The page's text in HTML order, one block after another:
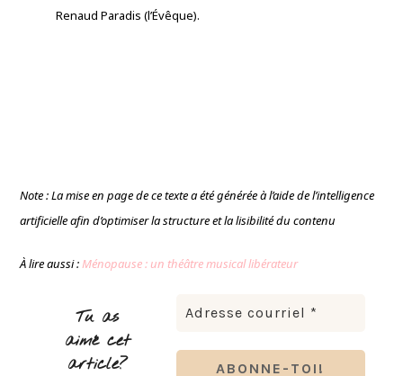
Renaud Paradis (l’Évêque).
Note : La mise en page de ce texte a été générée à l’aide de l’intelligence
artificielle afin d’optimiser la structure et la lisibilité du contenu
À lire aussi :Ménopause : un théâtre musical libérateur
Tu as
aimé cet
article?